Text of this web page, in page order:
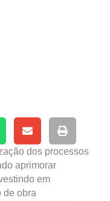
dos processos
aprimorar
em
de obra